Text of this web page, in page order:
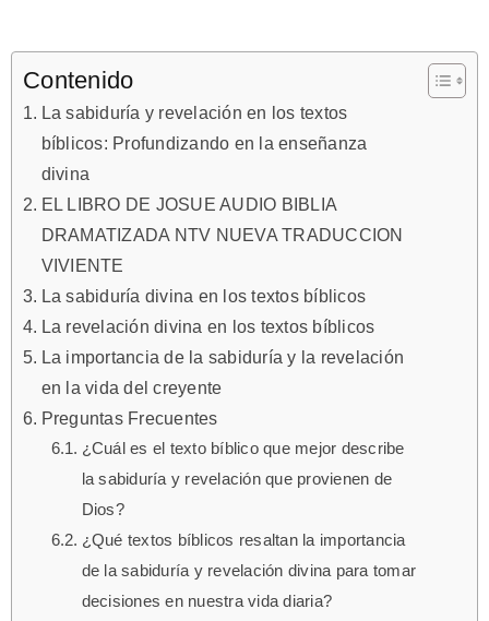
Contenido
La sabiduría y revelación en los textos
bíblicos: Profundizando en la enseñanza
divina
EL LIBRO DE JOSUE AUDIO BIBLIA
DRAMATIZADA NTV NUEVA TRADUCCION
VIVIENTE
La sabiduría divina en los textos bíblicos
La revelación divina en los textos bíblicos
La importancia de la sabiduría y la revelación
en la vida del creyente
Preguntas Frecuentes
¿Cuál es el texto bíblico que mejor describe
la sabiduría y revelación que provienen de
Dios?
¿Qué textos bíblicos resaltan la importancia
de la sabiduría y revelación divina para tomar
decisiones en nuestra vida diaria?